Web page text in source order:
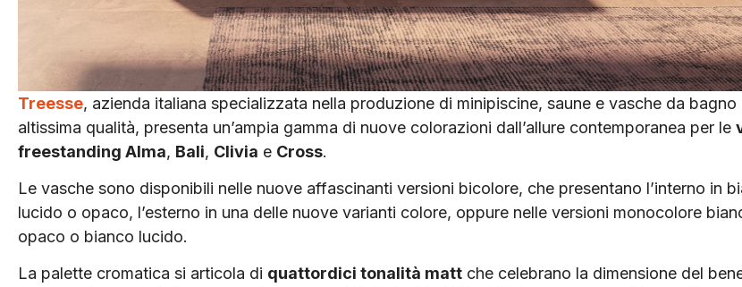
Treesse, azienda italiana specializzata nella produzione di minipiscine, saune e vasche da bagno
altissima qualità, presenta un’ampia gamma di nuove colorazioni dall’allure contemporanea per le
freestanding Alma, Bali, Clivia e Cross.
Le vasche sono disponibili nelle nuove affascinanti versioni bicolore, che presentano l’interno in
lucido o opaco, l’esterno in una delle nuove varianti colore, oppure nelle versioni monocolore
opaco o bianco lucido.
La palette cromatica si articola di quattordici tonalità matt che celebrano la dimensione del